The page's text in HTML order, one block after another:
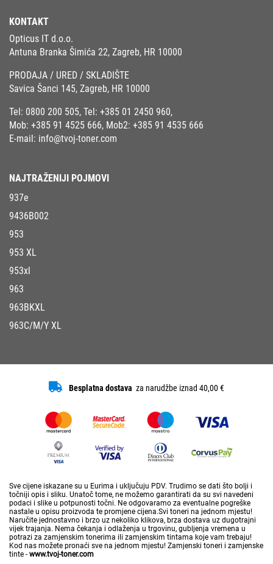
KONTAKT
Opticus IT d.o.o.
Antuna Branka Šimića 22, Zagreb, HR 10000
PRODAJA / URED / SKLADIŠTE
Savica Šanci 145, Zagreb, HR 10000
Tel: 0800 200 505, Tel: +385 01 2450 960,
Mob: +385 91 4525 666, Mob2: +385 91 4535 666
E-mail: info@tvoj-toner.com
NAJTRAŽENIJI POJMOVI
937e
9436B002
953
953 XL
953xl
963
963BKXL
963C/M/Y XL
Besplatna dostava za narudžbe iznad 40,00 €
Sve cijene iskazane su u Eurima i uključuju PDV. Trudimo se dati što bolji i
točniji opis i sliku. Unatoč tome, ne možemo garantirati da su svi navedeni
podaci i slike u potpunosti točni. Ne odgovaramo za eventualne pogreške
nastale u opisu proizvoda te promjene cijena.Svi toneri na jednom mjestu!
Naručite jednostavno i brzo uz nekoliko klikova, brza dostava uz dugotrajni
vijek trajanja. Nema čekanja i odlaženja u trgovinu, gubljenja vremena u
potrazi za zamjenskim tonerima ili zamjenskim tintama koje vam trebaju!
Kod nas možete pronaći sve na jednom mjestu! Zamjenski toneri i zamjenske
tinte - www.tvoj-toner.com